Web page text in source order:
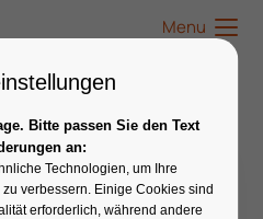
Menu
Bitte passen Sie den Text
an:
Technologien, um Ihre
verbessern. Einige Cookies sind
erforderlich, während andere